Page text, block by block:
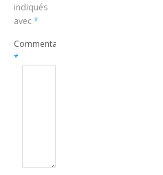
indiqués
avec*
Commentaire
*